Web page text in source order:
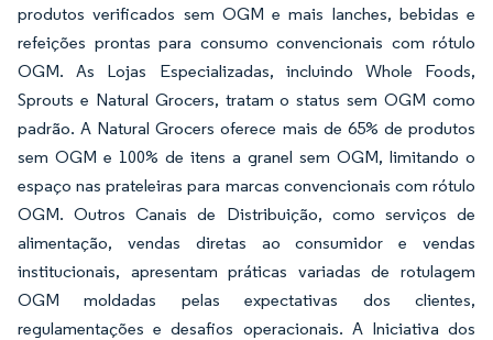
produtos verificados sem OGM e mais lanches, bebidas e
refeições prontas para consumo convencionais com rótulo
OGM. As Lojas Especializadas, incluindo Whole Foods,
Sprouts e Natural Grocers, tratam o status sem OGM como
padrão. A Natural Grocers oferece mais de 65% de produtos
sem OGM e 100% de itens a granel sem OGM, limitando o
espaço nas prateleiras para marcas convencionais com rótulo
OGM. Outros Canais de Distribuição, como serviços de
alimentação, vendas diretas ao consumidor e vendas
institucionais, apresentam práticas variadas de rotulagem
OGM moldadas pelas expectativas dos clientes,
regulamentações e desafios operacionais. A Iniciativa dos